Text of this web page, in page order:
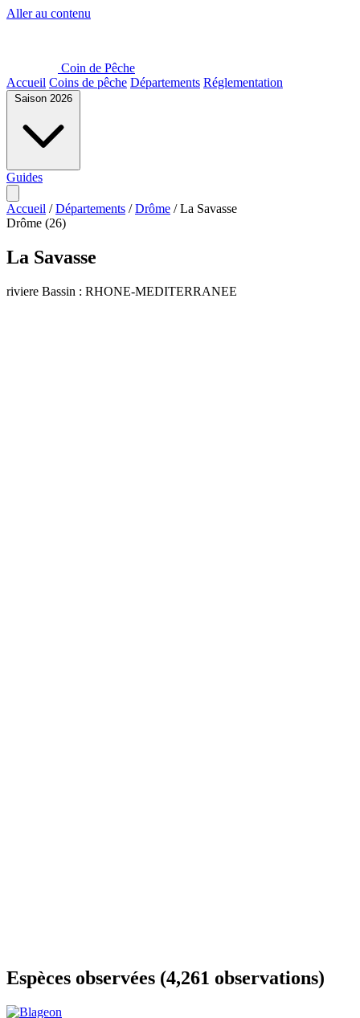
Aller au contenu
Coin de Pêche
Accueil Coins de pêche Départements Réglementation
Saison 2026
Guides
Accueil / Départements / Drôme / La Savasse
Drôme (26)
La Savasse
riviere Bassin : RHONE-MEDITERRANEE
Espèces observées (4,261 observations)